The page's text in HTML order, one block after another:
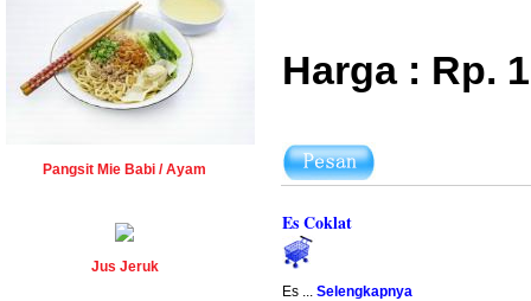
Pangsit Mie Babi / Ayam
Jus Jeruk
Harga : Rp.
Es Coklat
Es ... Selengkapnya